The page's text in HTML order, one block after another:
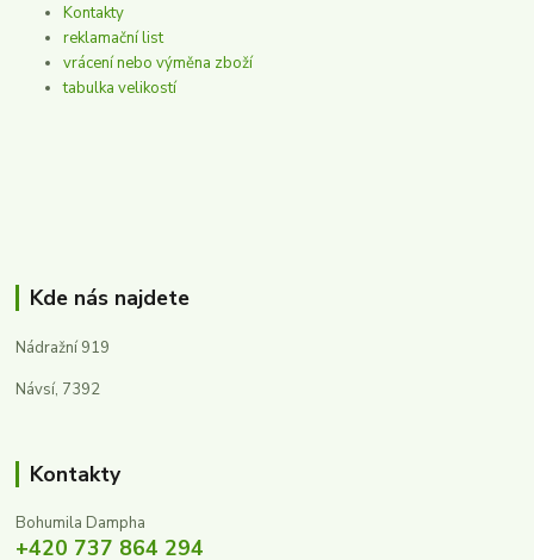
Kontakty
reklamační list
vrácení nebo výměna zboží
tabulka velikostí
Kde nás najdete
Nádražní 919
Návsí, 7392
Kontakty
Bohumila Dampha
+420 737 864 294